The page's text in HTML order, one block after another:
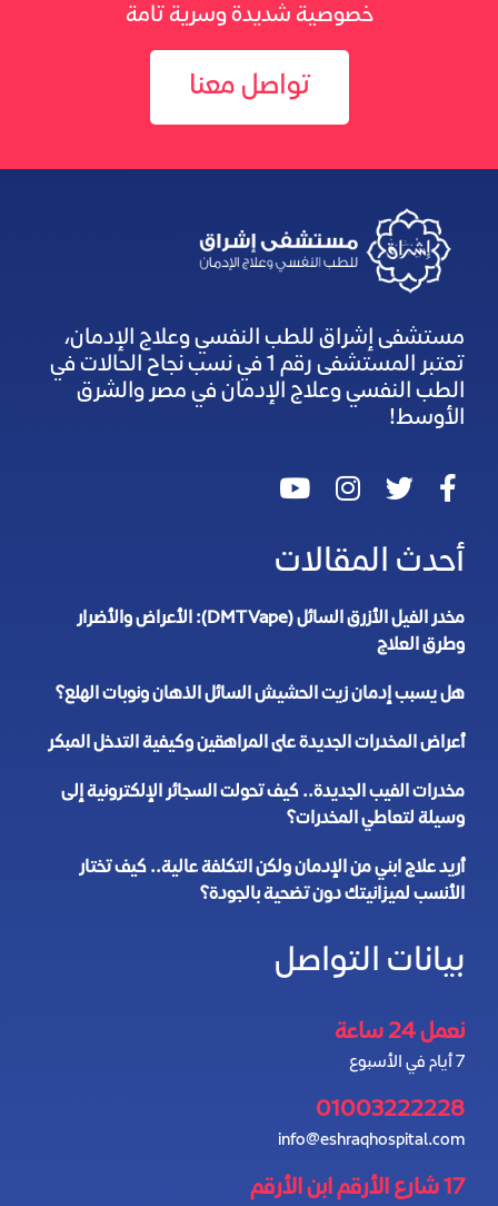
خصوصية شديدة وسرية تامة
تواصل معنا
مستشفى إشراق للطب النفسي وعلاج الإدمان،
تعتبر المستشفى رقم 1 في نسب نجاح الحالات في
الطب النفسي وعلاج الإدمان في مصر والشرق
الأوسط!
أحدث المقالات
مخدر الفيل الأزرق السائل (DMT Vape): الأعراض والأضرار
وطرق العلاج
هل يسبب إدمان زيت الحشيش السائل الذهان ونوبات الهلع؟
أعراض المخدرات الجديدة على المراهقين وكيفية التدخل المبكر
مخدرات الفيب الجديدة.. كيف تحولت السجائر الإلكترونية إلى
وسيلة لتعاطي المخدرات؟
أريد علاج ابني من الإدمان ولكن التكلفة عالية.. كيف تختار
الأنسب لميزانيتك دون تضحية بالجودة؟
بيانات التواصل
نعمل 24 ساعة
7 أيام في الأسبوع
01003222228
info@eshraqhospital.com
17 شارع الأرقم ابن الأرقم